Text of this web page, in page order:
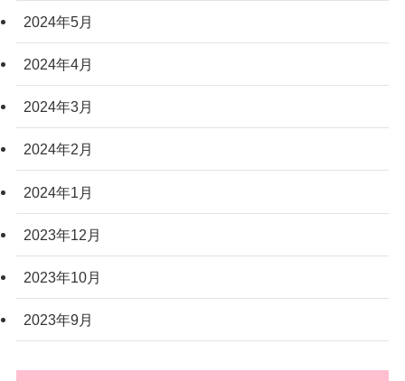
2024年5月
2024年4月
2024年3月
2024年2月
2024年1月
2023年12月
2023年10月
2023年9月